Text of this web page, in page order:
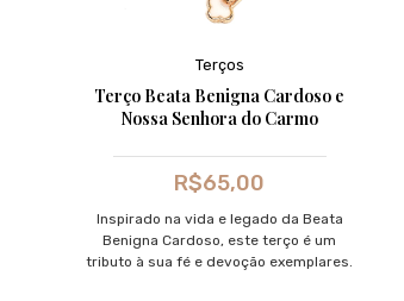
Terços
Terço Beata Benigna Cardoso e
Nossa Senhora do Carmo
R$65,00
Inspirado na vida e legado da Beata
Benigna Cardoso, este terço é um
tributo à sua fé e devoção exemplares.